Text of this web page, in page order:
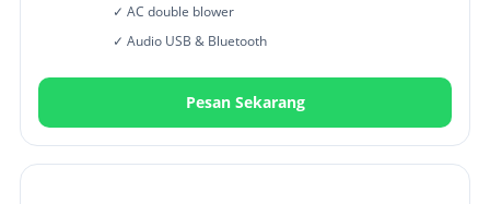
✓ AC double blower
✓ Audio USB & Bluetooth
Pesan Sekarang